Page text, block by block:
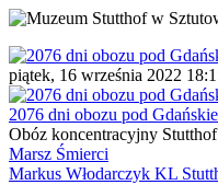
piątek, 16 września 2022
2076 dni obozu pod
Obóz koncentracyjny
Marsz Śmierci
Markus Włodarczyk KL